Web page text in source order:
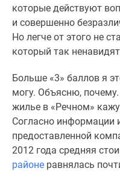
которые действуют
и совершенно
Но легче от этого не
который так
Больше «3» баллов я
могу. Объясню,
жилье в «Речном»
Согласно информации
предоставленной
2012 года средняя
районе равнялась